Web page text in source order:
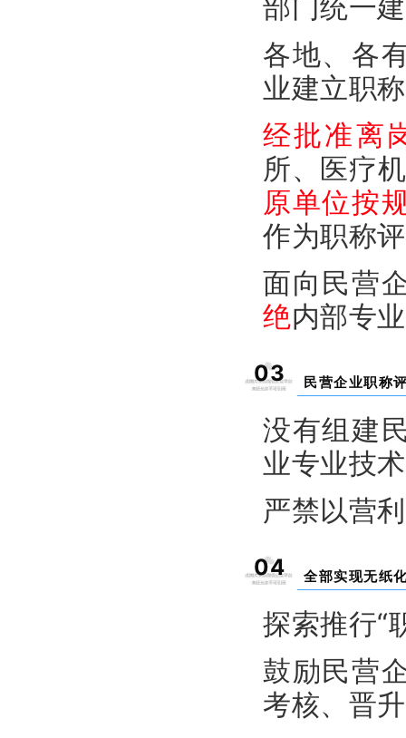
部门统一
各地、各
业建立职
经批准离
所、医疗
原单位按
作为职称
面向民营
绝内部专
03 民营企业职称
没有组建
业专业技
严禁以营
04 全部实现无纸
探索推行“
鼓励民营
考核、晋